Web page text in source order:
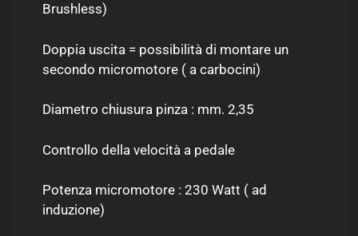
Brushless)
Doppia uscita = possibilità di montare un
secondo micromotore ( a carbocini)
Diametro chiusura pinza : mm. 2,35
Controllo della velocità a pedale
Potenza micromotore : 230 Watt ( ad
induzione)